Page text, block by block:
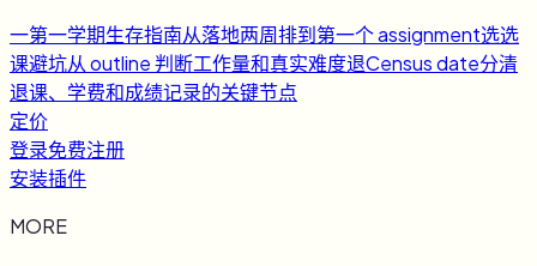
一第一学期生存指南从落地两周排到第一个 assignment选选
课避坑从 outline 判断工作量和真实难度退Census date分清
退课、学费和成绩记录的关键节点
定价
登录免费注册
安装插件
MORE